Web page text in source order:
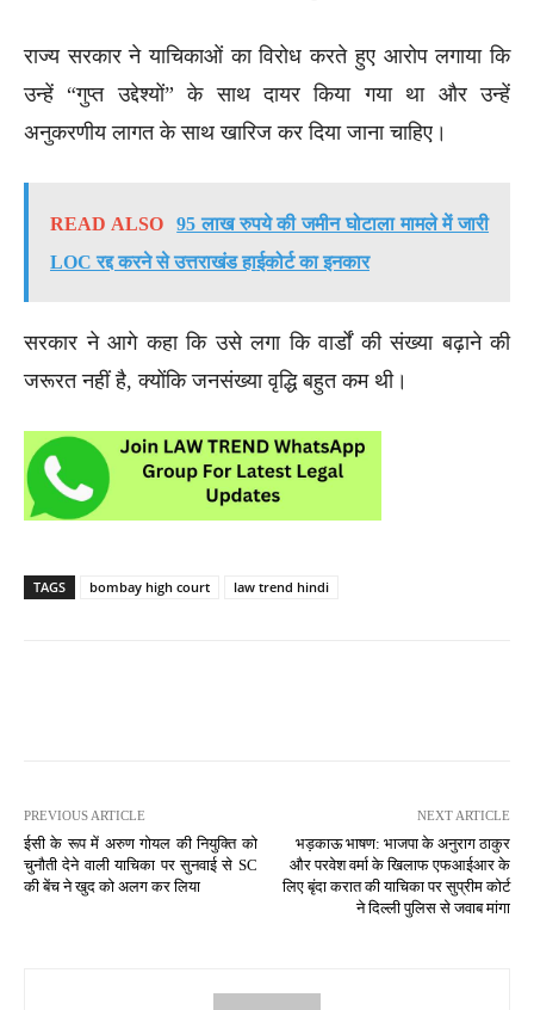
राज्य सरकार ने याचिकाओं का विरोध करते हुए आरोप लगाया कि
उन्हें “गुप्त उद्देश्यों” के साथ दायर किया गया था और उन्हें
अनुकरणीय लागत के साथ खारिज कर दिया जाना चाहिए।
READ ALSO
95 लाख रुपये की जमीन घोटाला मामले में जारी
LOC रद्द करने से उत्तराखंड हाईकोर्ट का इनकार
सरकार ने आगे कहा कि उसे लगा कि वार्डों की संख्या बढ़ाने की
जरूरत नहीं है, क्योंकि जनसंख्या वृद्धि बहुत कम थी।
TAGS bombay high court law trend hindi
PREVIOUS ARTICLE
ईसी के रूप में अरुण गोयल की नियुक्ति को
चुनौती देने वाली याचिका पर सुनवाई से SC
की बेंच ने खुद को अलग कर लिया
NEXT ARTICLE
भड़काऊ भाषण: भाजपा के अनुराग ठाकुर
और परवेश वर्मा के खिलाफ एफआईआर के
लिए बृंदा करात की याचिका पर सुप्रीम कोर्ट
ने दिल्ली पुलिस से जवाब मांगा